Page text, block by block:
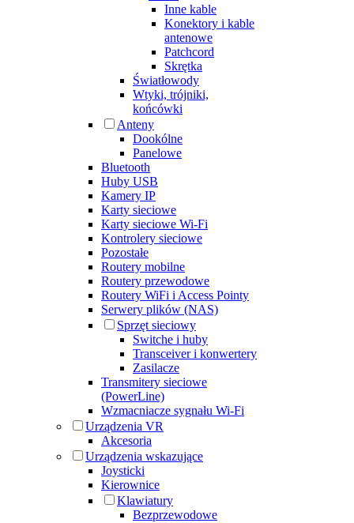
Inne kable
Konektory i kable
antenowe
Patchcord
Skrętka
Światłowody
Wtyki, trójniki,
końcówki
Anteny
Dookólne
Panelowe
Bluetooth
Huby USB
Kamery IP
Karty sieciowe
Karty sieciowe Wi-Fi
Kontrolery sieciowe
Pozostałe
Routery mobilne
Routery przewodowe
Routery WiFi i Access Pointy
Serwery plików (NAS)
Sprzęt sieciowy
Switche i huby
Transceiver i konwertery
Zasilacze
Transmitery sieciowe
(PowerLine)
Wzmacniacze sygnału Wi-Fi
Urządzenia VR
Akcesoria
Urządzenia wskazujące
Joysticki
Kierownice
Klawiatury
Bezprzewodowe